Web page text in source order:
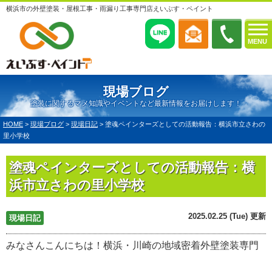
MENU
横浜市の外壁塗装・屋根工事・雨漏り工事専門店えいぶす・ペイント
現場ブログ
塗装に関するマメ知識やイベントなど最新情報をお届けします！
HOME > 現場ブログ > 現場日記 > 塗魂ペインターズとしての活動報告：横浜市立さわの
里小学校
塗魂ペインターズとしての活動報告：横
浜市立さわの里小学校
現場日記 2025.02.25 (Tue) 更新
みなさんこんにちは！横浜・川崎の地域密着外壁塗装専門